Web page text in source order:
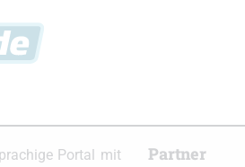
Portal mit
Partner